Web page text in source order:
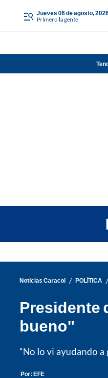
jueves 06 de agosto,
Primero la gente
Noticias Caracol / POLÍTICA /
Presidente
bueno"
“No lo vi ayudando
Por: EFE